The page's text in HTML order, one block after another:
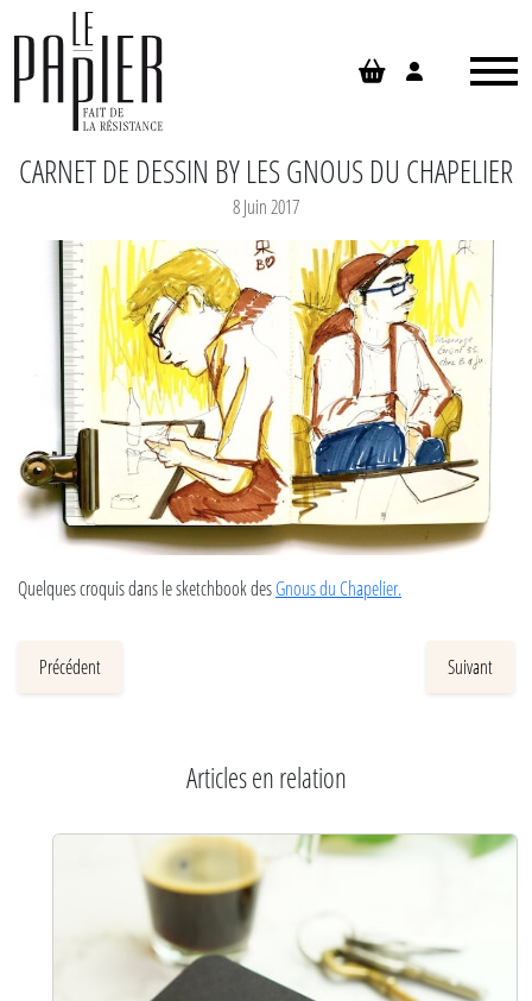
CARNET DE DESSIN BY LES GNOUS DU CHAPELIER
8 Juin 2017
Quelques croquis dans le sketchbook desGnous du Chapelier.
Précédent Suivant
Articles en relation
Panneau de gestion des cookies